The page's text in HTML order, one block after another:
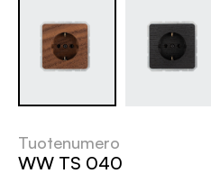
Tuotenumero
WW TS 040